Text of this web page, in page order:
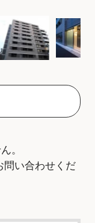
。
問い合わせくだ